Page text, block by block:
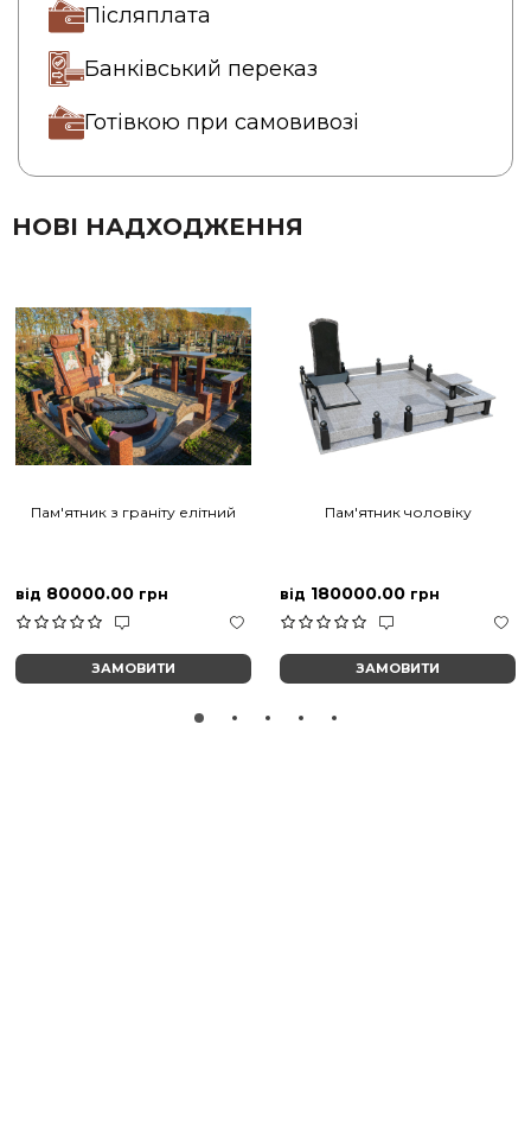
Післяплата
Банківський переказ
Готівкою при самовивозі
НОВІ НАДХОДЖЕННЯ
Пам'ятник з граніту елітний
від 80000.00 грн
ЗАМОВИТИ
Пам'ятник чоловіку
від 180000.00 грн
ЗАМОВИТИ